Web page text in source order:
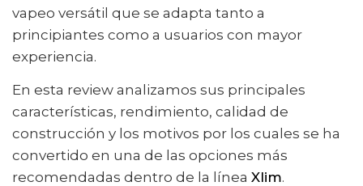
vapeo versátil que se adapta tanto a
principiantes como a usuarios con mayor
experiencia.
En esta review analizamos sus principales
características, rendimiento, calidad de
construcción y los motivos por los cuales se ha
convertido en una de las opciones más
recomendadas dentro de la línea Xlim.